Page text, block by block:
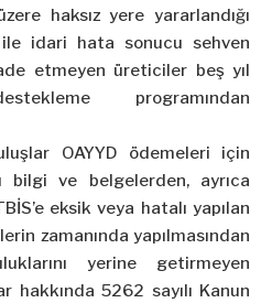
haksız yere yararlandığı
idari hata sonucu sehven
etmeyen üreticiler beş yıl
programından
OAYYD ödemeleri için
ve belgelerden, ayrıca
eksik veya hatalı yapılan
zamanında yapılmasından
yerine getirmeyen
hakkında 5262 sayılı Kanun